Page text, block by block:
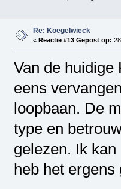
Re: Koegelwieck
« Reactie #13 Gepost op:
Van de huidige
eens
loopbaan. De
type en
gelezen. Ik
heb het ergens